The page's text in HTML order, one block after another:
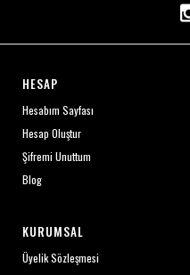
HESAP
Hesabım Sayfası
Hesap Oluştur
Şifremi Unuttum
Blog
KURUMSAL
Üyelik Sözleşmesi